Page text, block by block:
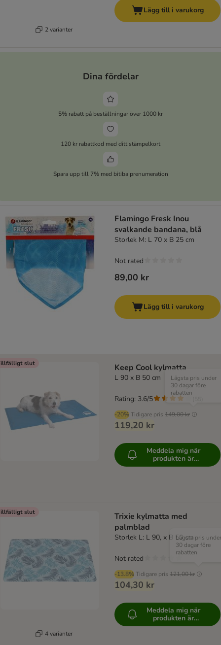
2 varianter
Lägg till i varukorg
Dina fördelar
5% rabatt på beställningar över 1000 kr
120 kr rabattkod med ditt stämpelkort
Spara upp till 7% med bitiba prenumeration
Flamingo Fresk Inou
svalkande bandana, blå
Storlek M: L 70 x B 25 cm
89,00 kr
Not rated
Lägg till i varukorg
slut Keep Cool kylmatta
L 90 x B 50 cm
-20% Tidigare pris 149,00 kr
Lägsta pris under
30 dagar före
rabatten
119,20 kr
Rating: 3.6/5
Meddela mig när
produkten är
tillgänglig
slut
4 varianter
Trixie kylmatta med
palmblad
Storlek L: L 90, x B 50 cm
-13.8% Tidigare pris 121,00 kr
Lägsta pris under
30 dagar före
rabatten
104,30 kr
Not rated
Meddela mig när
produkten är
tillgänglig